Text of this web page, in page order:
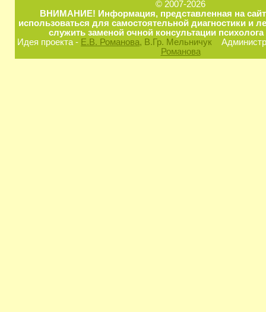
© 2007-2026
ВНИМАНИЕ! Информация, представленная на
использоваться для самостоятельной диагностики и
служить заменой очной консультации
Идея проекта - Е.В. Романова, В.Гр. Мельничук
Романова